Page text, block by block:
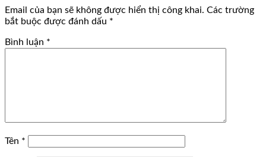
Email của bạn sẽ không được hiển thị công khai. Các trường
bắt buộc được đánh dấu *
Bình luận *
Tên *